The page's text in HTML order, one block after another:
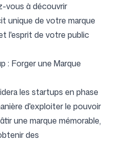
vous à découvrir
unique de votre marque
l'esprit de votre public
: Forger une Marque
les startups en phase
d'exploiter le pouvoir
une marque mémorable,
des